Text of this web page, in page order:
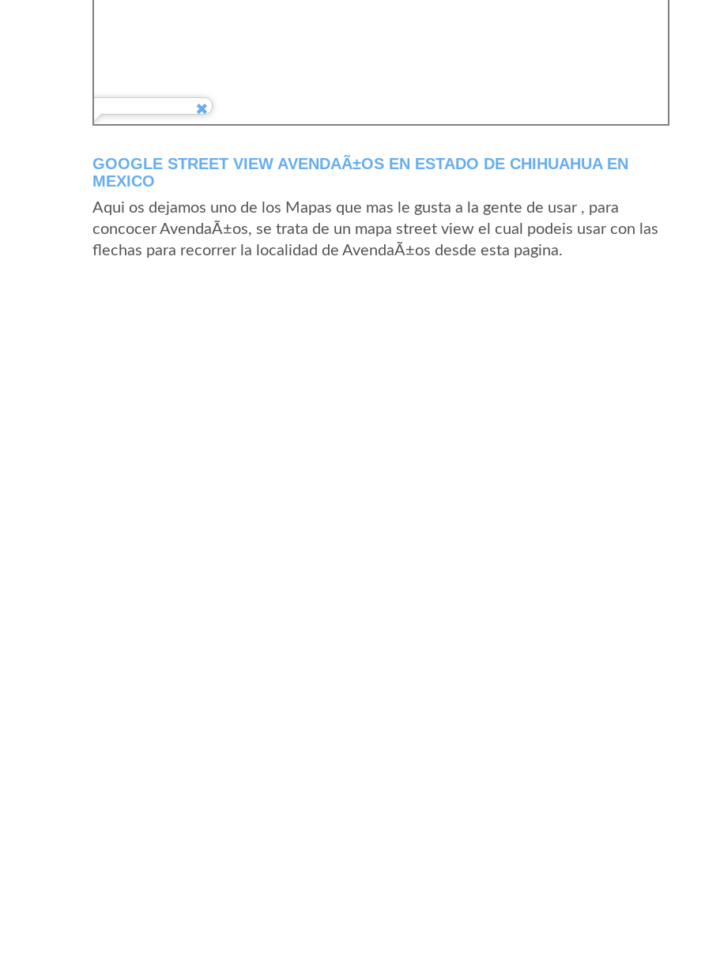
GOOGLE STREET VIEW AVENDAÃ±OS EN ESTADO DE CHIHUAHUA EN
MEXICO
Aqui os dejamos uno de los Mapas que mas le gusta a la gente de usar , para
concocer AvendaÃ±os, se trata de un mapa street view el cual podeis usar con las
flechas para recorrer la localidad de AvendaÃ±os desde esta pagina.